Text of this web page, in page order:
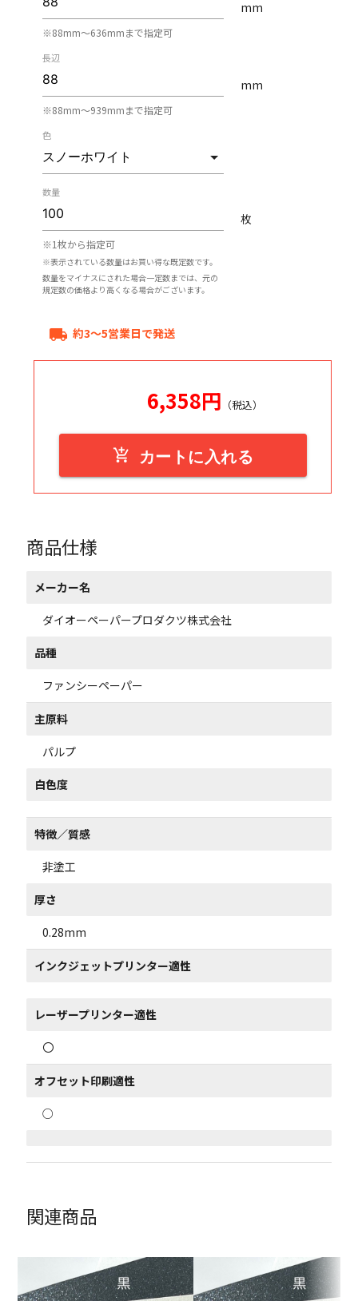
※88mm〜636mmまで指定可
mm
長辺
※88mm〜939mmまで指定可
mm
色
数量
※1枚から指定可
※表示されている数量はお買い得な既定数です。
数量をマイナスにされた場合一定数までは、元の
規定数の価格より高くなる場合がございます。
枚
local_shipping 約3～5営業日で発送
6,358円 （税込）
add_shopping_cart カートに入れる
商品仕様
メーカー名
ダイオーペーパープロダクツ株式会社
品種
ファンシーペーパー
主原料
パルプ
白色度
特徴／質感
非塗工
厚さ
0.28mm
インクジェットプリンター適性
レーザープリンター適性
〇
オフセット印刷適性
○
関連商品